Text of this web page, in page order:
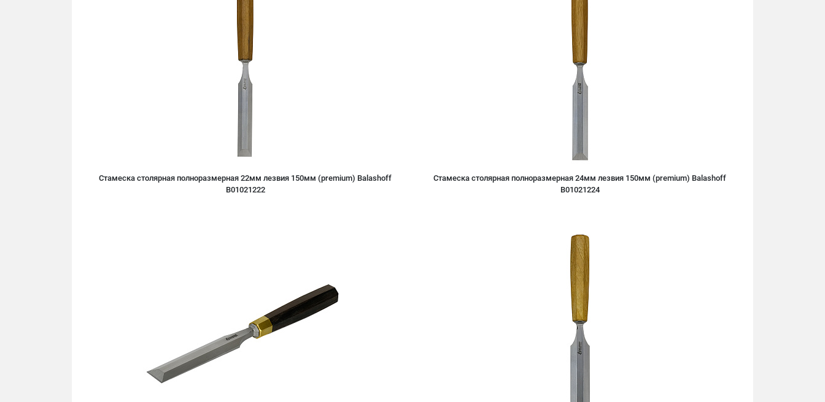
Стамеска столярная полноразмерная 22мм лезвия 150мм (premium) Balashoff
B01021222
Стамеска столярная полноразмерная 24мм лезвия 150мм (premium) Balashoff
B01021224